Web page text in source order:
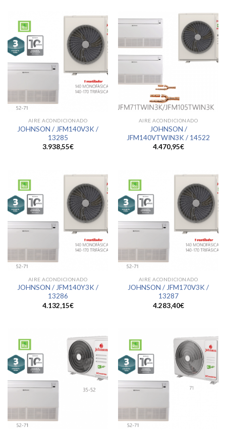
AIRE ACONDICIONADO
JOHNSON / JFM140V3K /
13285
3.938,55€
AIRE ACONDICIONADO
JOHNSON /
JFM140VTWIN3K / 14522
4.470,95€
AIRE ACONDICIONADO
JOHNSON / JFM140Y3K /
13286
4.132,15€
AIRE ACONDICIONADO
JOHNSON / JFM170V3K /
13287
4.283,40€